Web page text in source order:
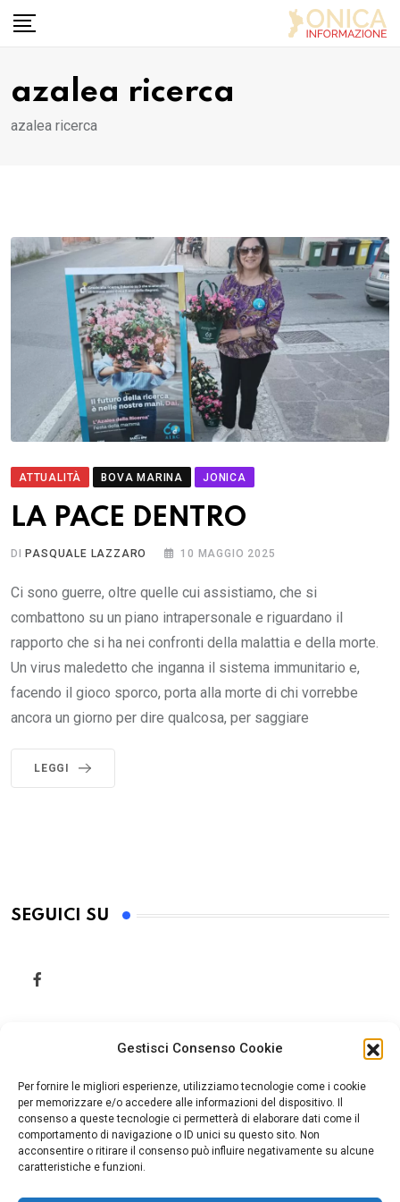
Gestisci Consenso Cookie
Per fornire le migliori esperienze, utilizziamo tecnologie come i cookie
per memorizzare e/o accedere alle informazioni del dispositivo. Il
consenso a queste tecnologie ci permetterà di elaborare dati come il
comportamento di navigazione o ID unici su questo sito. Non
acconsentire o ritirare il consenso può influire negativamente su alcune
caratteristiche e funzioni.
Skip
azalea ricerca
azalea ricerca
ATTUALITÀ BOVA MARINA JONICA
LA PACE DENTRO
DI PASQUALE LAZZARO 10 MAGGIO 2025
Ci sono guerre, oltre quelle cui assistiamo, che si
combattono su un piano intrapersonale e riguardano il
rapporto che si ha nei confronti della malattia e della morte.
Un virus maledetto che inganna il sistema immunitario e,
facendo il gioco sporco, porta alla morte di chi vorrebbe
ancora un giorno per dire qualcosa, per saggiare
LEGGI
SEGUICI SU